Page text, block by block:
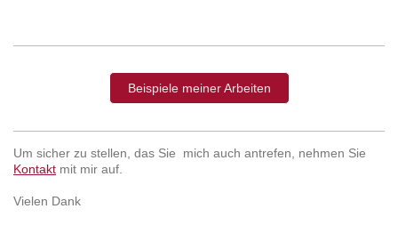
Beispiele meiner Arbeiten
Um sicher zu stellen, das Sie mich auch antrefen, nehmen Sie
Kontakt mit mir auf.
Vielen Dank